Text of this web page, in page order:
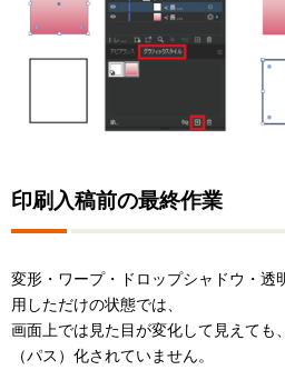
印刷入稿前の最終作業
変形・ワープ・ドロップシャドウ・透
用しただけの状態では、
画面上では見た目が変化して見えても
（パス）化されていません。